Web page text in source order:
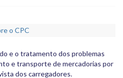
o CPC
e o tratamento dos problemas
e transporte de mercadorias por
dos carregadores.